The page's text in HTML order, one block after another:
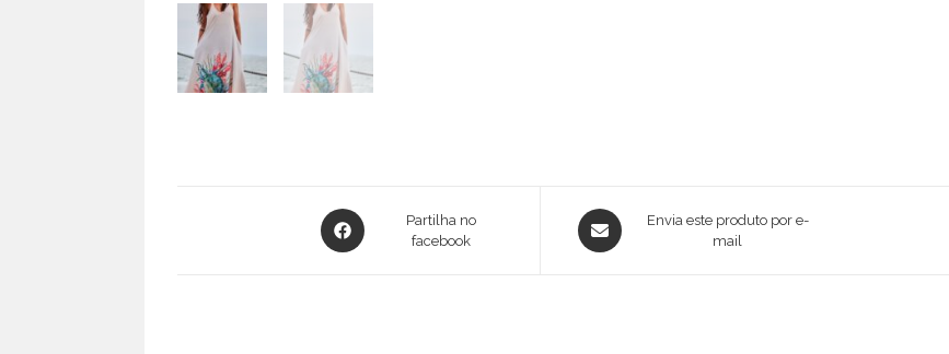
Opens
in
Partilha no
facebook
Opens
in
Envia este produto por e-
mail